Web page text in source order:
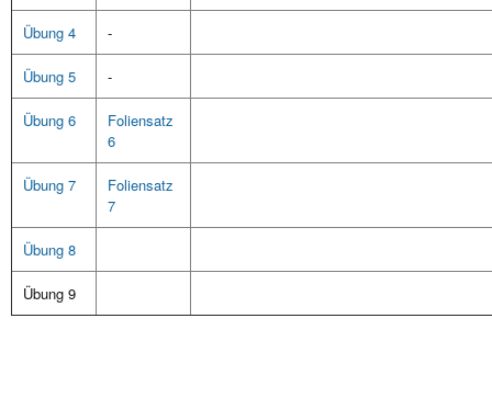
Übung 4 -
Übung 5 -
Übung 6
Foliensatz
6
Übung 7
Foliensatz
7
Übung 8
Übung 9